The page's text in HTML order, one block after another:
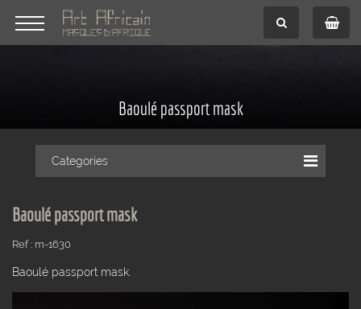
Baoulé passport mask
Categories
Baoulé passport mask
Ref : m-1630
Baoulé passport mask.